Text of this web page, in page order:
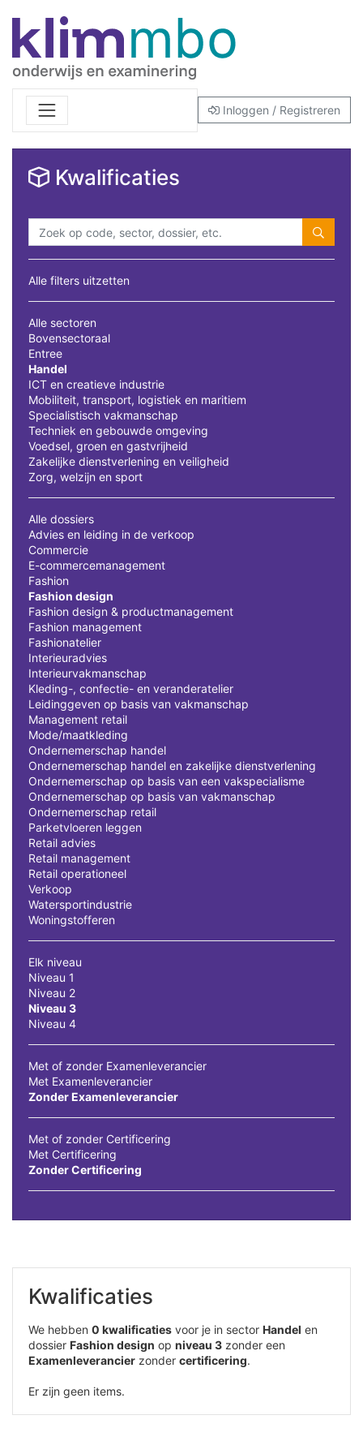
Inloggen / Registreren
Kwalificaties
Alle filters uitzetten
Alle sectoren
Bovensectoraal
Entree
Handel
ICT en creatieve industrie
Mobiliteit, transport, logistiek en maritiem
Specialistisch vakmanschap
Techniek en gebouwde omgeving
Voedsel, groen en gastvrijheid
Zakelijke dienstverlening en veiligheid
Zorg, welzijn en sport
Alle dossiers
Advies en leiding in de verkoop
Commercie
E-commercemanagement
Fashion
Fashion design
Fashion design & productmanagement
Fashion management
Fashionatelier
Interieuradvies
Interieurvakmanschap
Kleding-, confectie- en veranderatelier
Leidinggeven op basis van vakmanschap
Management retail
Mode/maatkleding
Ondernemerschap handel
Ondernemerschap handel en zakelijke dienstverlening
Ondernemerschap op basis van een vakspecialisme
Ondernemerschap op basis van vakmanschap
Ondernemerschap retail
Parketvloeren leggen
Retail advies
Retail management
Retail operationeel
Verkoop
Watersportindustrie
Woningstofferen
Elk niveau
Niveau 1
Niveau 2
Niveau 3
Niveau 4
Met of zonder Examenleverancier
Met Examenleverancier
Zonder Examenleverancier
Met of zonder Certificering
Met Certificering
Zonder Certificering
Kwalificaties
We hebben 0 kwalificaties voor je in sector Handel en
dossier Fashion design op niveau 3 zonder een
Examenleverancier zonder certificering.
Er zijn geen items.